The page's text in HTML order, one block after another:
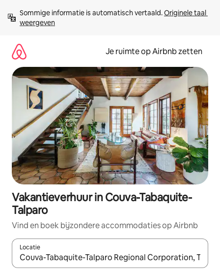
direct
naar
Sommige informatie is automatisch vertaald. Originele taal
weergeven
Je ruimte op Airbnb zetten
Vakantieverhuur in Couva-Tabaquite-
Talparo
Vind en boek bijzondere accommodaties op Airbnb
Locatie
Wanneer er suggesties beschikbaar zijn, maak je een keuze